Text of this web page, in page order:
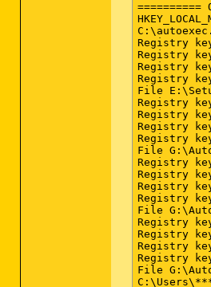
==========
Registry key
Registry key
Registry key
Registry key
File
Registry key
Registry key
Registry key
Registry key
File
Registry key
Registry key
Registry key
Registry key
File
Registry key
Registry key
Registry key
Registry key
File